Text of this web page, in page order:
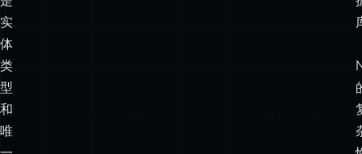
型
和
唯
一
标
识
符